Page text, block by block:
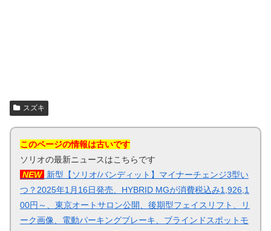
スズキ
このページの情報は古いです
ソリオの最新ニュースはこちらです
NEW 新型【ソリオ/バンディット】マイナーチェンジ3型い
つ？2025年1月16日発売、HYBRID MGが消費税込み1,926,1
00円～、東京オートサロン公開、後期型フェイスリフト、リ
ーク画像、電動パーキングブレーキ、ブラインドスポットモ